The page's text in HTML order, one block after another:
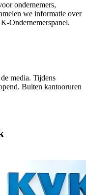
ondernemers,
we informatie over
Ondernemerspanel.
media. Tijdens
Buiten kantooruren